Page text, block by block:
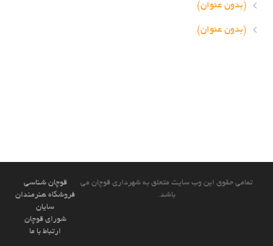
(بدون عنوان)
(بدون عنوان)
قوچان شناسی
فروشگاه هنرمندان
سایان
شورای قوچان
ارتباط با ما
تمامی حقوق این وب سایت متعلق به شهرداری قوچان می
باشد.